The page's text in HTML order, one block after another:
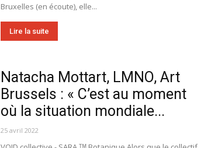
Bruxelles (en écoute), elle...
Lire la suite
Natacha Mottart, LMNO, Art
Brussels : « C’est au moment
où la situation mondiale...
25 avril 2022